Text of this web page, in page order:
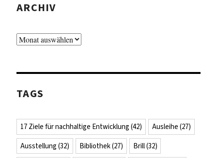
ARCHIV
Archiv
TAGS
17 Ziele für nachhaltige Entwicklung (42) Ausleihe (27)
Ausstellung (32) Bibliothek(27) Brill(32)